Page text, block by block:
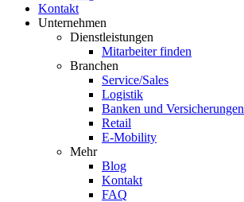
Kontakt
Unternehmen
Dienstleistungen
Mitarbeiter finden
Branchen
Service/Sales
Logistik
Banken und Versicherungen
Retail
E-Mobility
Mehr
Blog
Kontakt
FAQ